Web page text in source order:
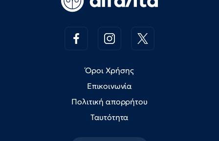
Όροι Χρήσης
Επικοινωνία
Πολιτική απορρήτου
Ταυτότητα